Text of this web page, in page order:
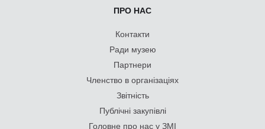
ПРО НАС
Контакти
Ради музею
Партнери
Членство в організаціях
Звітність
Публічні закупівлі
Головне про нас у ЗМІ